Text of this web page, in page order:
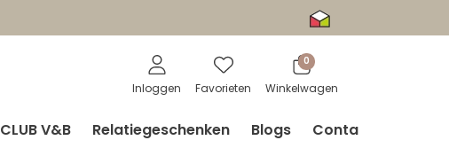
Inloggen Favorieten
0
Winkelwagen
CLUB V&B Relatiegeschenken Blogs Contact